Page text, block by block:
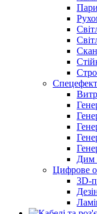
Дим
Цифрове
3D-